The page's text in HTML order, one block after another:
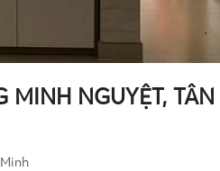
MINH NGUYỆT, TÂN